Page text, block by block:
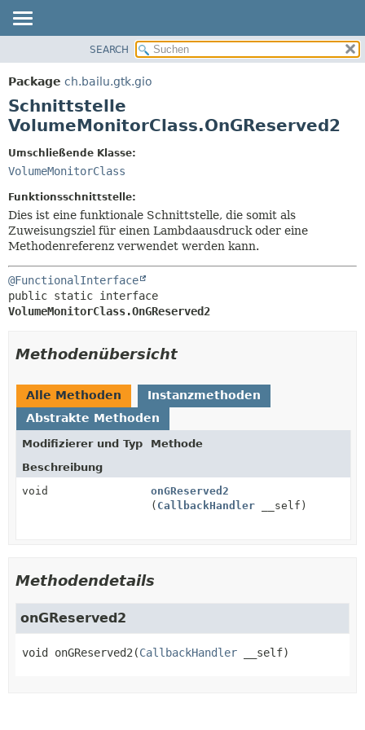
PACKAGE
KLASSE
BAUM
INDEX
KONSTRUKTOR
METHODE
SEARCH
Package ch.bailu.gtk.gio
Schnittstelle
VolumeMonitorClass.OnGReserved2
Umschließende Klasse:
VolumeMonitorClass
Funktionsschnittstelle:
Dies ist eine funktionale Schnittstelle, die somit als
Zuweisungsziel für einen Lambdaausdruck oder eine
Methodenreferenz verwendet werden kann.
@FunctionalInterface
VolumeMonitorClass.OnGReserved2
Methodenübersicht
Alle Methoden
Instanzmethoden
Abstrakte Methoden
Modifizierer und Typ
Methode
Beschreibung
void
onGReserved2
( CallbackHandler __self)
Methodendetails
onGReserved2
void onGReserved2 (CallbackHandler __self)